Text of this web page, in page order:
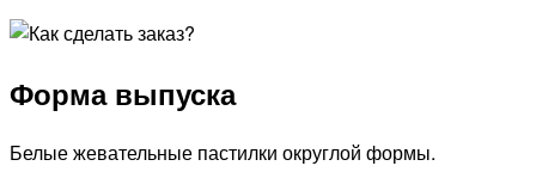
Форма выпуска
Белые жевательные пастилки округлой формы.